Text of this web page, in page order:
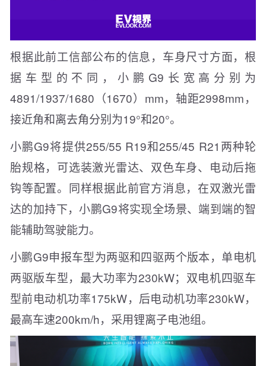
根据此前工信部公布的信息，车身尺寸方面，根
据车型的不同，小鹏G9长宽高分别为
4891/1937/1680（1670）mm，轴距2998mm，
接近角和离去角分别为19°和20°。
小鹏G9将提供255/55 R19和255/45 R21两种轮
胎规格，可选装激光雷达、双色车身、电动后拖
钩等配置。同样根据此前官方消息，在双激光雷
达的加持下，小鹏G9将实现全场景、端到端的智
能辅助驾驶能力。
小鹏G9申报车型为两驱和四驱两个版本，单电机
两驱版车型，最大功率为230kW；双电机四驱车
型前电动机功率175kW，后电动机功率230kW，
最高车速200km/h，采用锂离子电池组。